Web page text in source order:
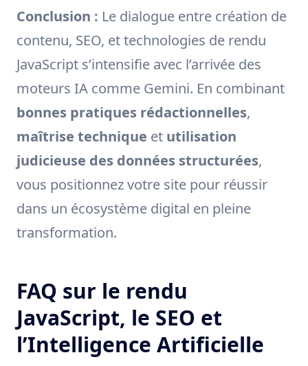
Conclusion : Le dialogue entre création de
contenu, SEO, et technologies de rendu
JavaScript s’intensifie avec l’arrivée des
moteurs IA comme Gemini. En combinant
bonnes pratiques rédactionnelles,
maîtrise technique et utilisation
judicieuse des données structurées,
vous positionnez votre site pour réussir
dans un écosystème digital en pleine
transformation.
FAQ sur le rendu
JavaScript, le SEO et
l’Intelligence Artificielle